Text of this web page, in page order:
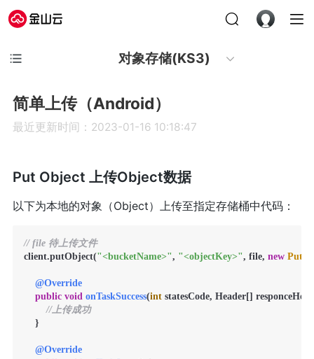
对象存储(KS3)
简单上传（Android）
最近更新时间：2023-01-16 10:18:47
Put Object 上传Object数据
以下为本地的对象（Object）上传至指定存储桶中代码：
// file 待上传文件
client.putObject("<bucketName>", "<objectKey>", file, new
@Override
public void onTaskSuccess(int statesCode, Header[]
//上传成功
    }
@Override